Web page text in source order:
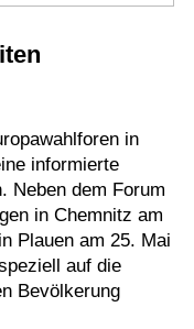
in
informierte
Neben dem Forum
in Chemnitz am
Plauen am 25. Mai
auf die
Bevölkerung